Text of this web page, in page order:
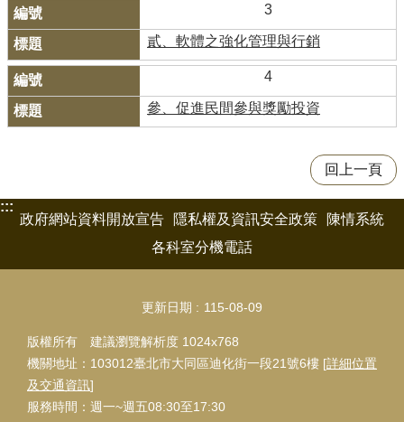
3
貳、軟體之強化管理與行銷
4
參、促進民間參與獎勵投資
回上一頁
:::
政府網站資料開放宣告
隱私權及資訊安全政策
陳情系統
各科室分機電話
更新日期 115-08-09
版權所有 建議瀏覽解析度 1024x768
機關地址：103012臺北市大同區迪化街一段21號6樓 [詳細位置
及交通資訊]
服務時間：週一~週五08:30至17:30